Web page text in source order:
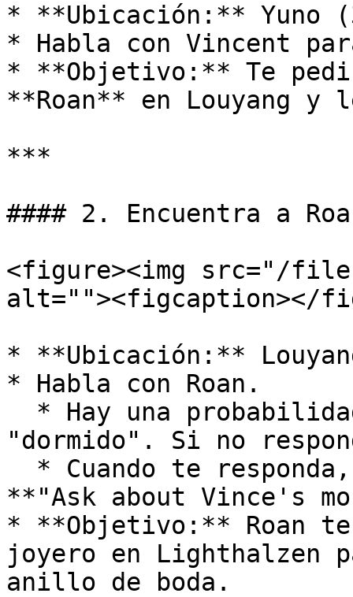
* **Ubicación:** Yuno
* Habla con Vincent
* **Objetivo:** Te
**Roan** en Louyang y
***
#### 2. Encuentra a
<figure><img src="/files/
alt=""><figcaption></
* **Ubicación:**
* Habla con Roan.
"dormido". Si no
**"Ask about Vince's
* **Objetivo:** Roan
joyero en Lighthalzen
anillo de boda.